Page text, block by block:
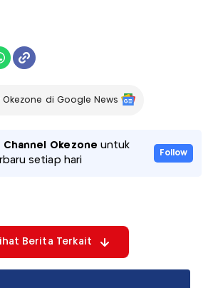
Okezone di Google News
Channel Okezone untuk
setiap hari
Follow
Berita Terkait